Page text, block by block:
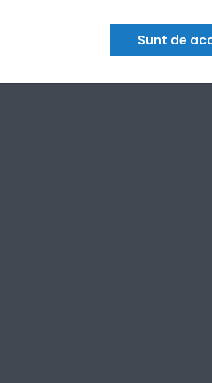
Sunt de